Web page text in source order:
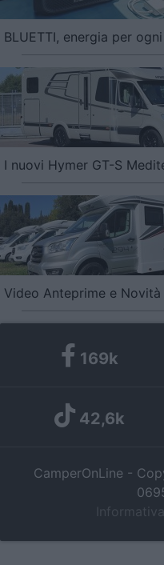
BLUETTI, energia per
I nuovi Hymer GT-S
Video Anteprime e Novità
169k
42,6k
CamperOnLine -